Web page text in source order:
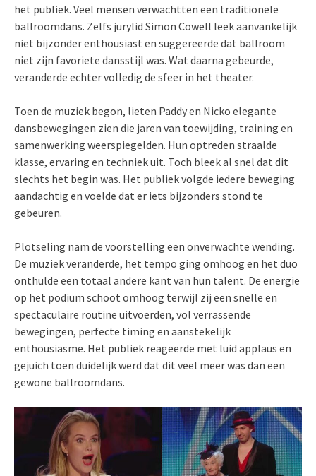
het publiek. Veel mensen verwachtten een traditionele
ballroomdans. Zelfs jurylid Simon Cowell leek aanvankelijk
niet bijzonder enthousiast en suggereerde dat ballroom
niet zijn favoriete dansstijl was. Wat daarna gebeurde,
veranderde echter volledig de sfeer in het theater.
Toen de muziek begon, lieten Paddy en Nicko elegante
dansbewegingen zien die jaren van toewijding, training en
samenwerking weerspiegelden. Hun optreden straalde
klasse, ervaring en techniek uit. Toch bleek al snel dat dit
slechts het begin was. Het publiek volgde iedere beweging
aandachtig en voelde dat er iets bijzonders stond te
gebeuren.
Plotseling nam de voorstelling een onverwachte wending.
De muziek veranderde, het tempo ging omhoog en het duo
onthulde een totaal andere kant van hun talent. De energie
op het podium schoot omhoog terwijl zij een snelle en
spectaculaire routine uitvoerden, vol verrassende
bewegingen, perfecte timing en aanstekelijk
enthousiasme. Het publiek reageerde met luid applaus en
gejuich toen duidelijk werd dat dit veel meer was dan een
gewone ballroomdans.